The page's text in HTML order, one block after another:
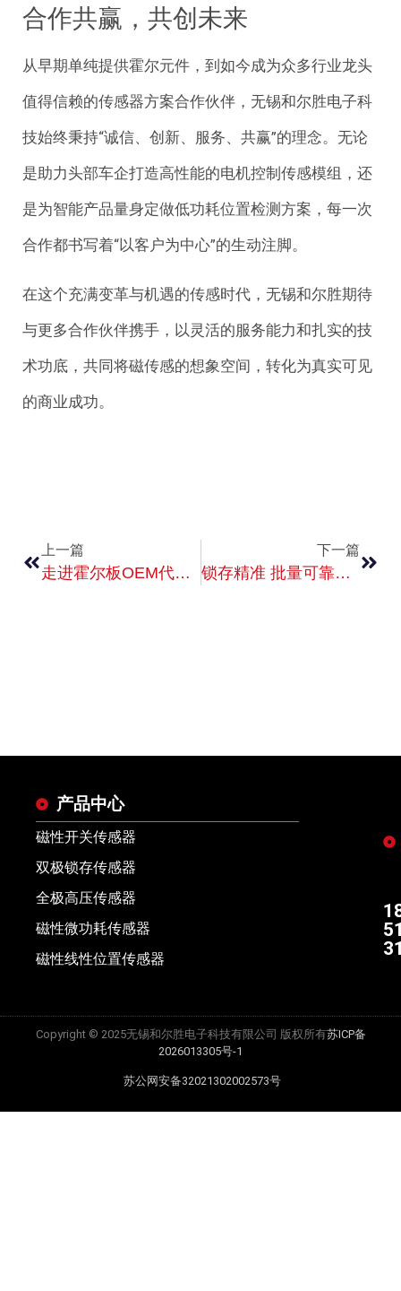
合作共赢，共创未来
从早期单纯提供霍尔元件，到如今成为众多行业龙头
值得信赖的传感器方案合作伙伴，无锡和尔胜电子科
技始终秉持“诚信、创新、服务、共赢”的理念。无论
是助力头部车企打造高性能的电机控制传感模组，还
是为智能产品量身定做低功耗位置检测方案，每一次
合作都书写着“以客户为中心”的生动注脚。
在这个充满变革与机遇的传感时代，无锡和尔胜期待
与更多合作伙伴携手，以灵活的服务能力和扎实的技
术功底，共同将磁传感的想象空间，转化为真实可见
的商业成功。
上一篇
走进霍尔板OEM代工厂无锡和尔胜
下一篇
锁存精准 批量可靠——无锡和尔胜霍尔锁存器工厂批量定制方案
产品中心
磁性开关传感器
双极锁存传感器
全极高压传感器
磁性微功耗传感器
磁性线性位置传感器
Copyright © 2025无锡和尔胜电子科技有限公司 版权所有苏ICP备
2026013305号-1
苏公网安备32021302002573号